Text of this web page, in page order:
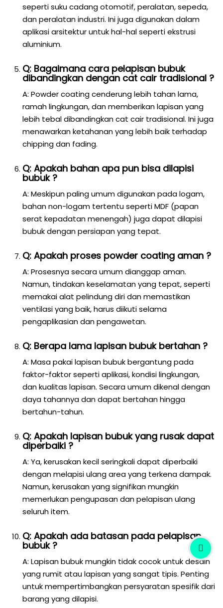
seperti suku cadang otomotif, peralatan, sepeda,
dan peralatan industri. Ini juga digunakan dalam
aplikasi arsitektur untuk hal-hal seperti ekstrusi
aluminium.
Q: Bagaimana cara pelapisan bubuk
dibandingkan dengan cat cair tradisional ?
A: Powder coating cenderung lebih tahan lama,
ramah lingkungan, dan memberikan lapisan yang
lebih tebal dibandingkan cat cair tradisional. Ini juga
menawarkan ketahanan yang lebih baik terhadap
chipping dan fading.
Q: Apakah bahan apa pun bisa dilapisi
bubuk ?
A: Meskipun paling umum digunakan pada logam,
bahan non-logam tertentu seperti MDF (papan
serat kepadatan menengah) juga dapat dilapisi
bubuk dengan persiapan yang tepat.
Q: Apakah proses powder coating aman ?
A: Prosesnya secara umum dianggap aman.
Namun, tindakan keselamatan yang tepat, seperti
memakai alat pelindung diri dan memastikan
ventilasi yang baik, harus diikuti selama
pengaplikasian dan pengawetan.
Q: Berapa lama lapisan bubuk bertahan ?
A: Masa pakai lapisan bubuk bergantung pada
faktor-faktor seperti aplikasi, kondisi lingkungan,
dan kualitas lapisan. Secara umum dikenal dengan
daya tahannya dan dapat bertahan hingga
bertahun-tahun.
Q: Apakah lapisan bubuk yang rusak dapat
diperbaiki ?
A: Ya, kerusakan kecil seringkali dapat diperbaiki
dengan melapisi ulang area yang terkena dampak.
Namun, kerusakan yang signifikan mungkin
memerlukan pengupasan dan pelapisan ulang
seluruh item.
Q: Apakah ada batasan pada pelapisan
bubuk ?
A: Lapisan bubuk mungkin tidak cocok untuk desain
yang rumit atau lapisan yang sangat tipis. Penting
untuk mempertimbangkan persyaratan spesifik dari
barang yang dilapisi.